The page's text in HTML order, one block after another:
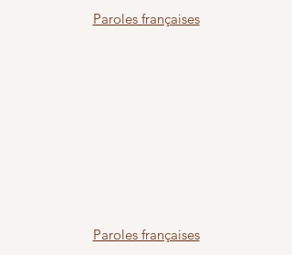
Paroles françaises
Paroles françaises